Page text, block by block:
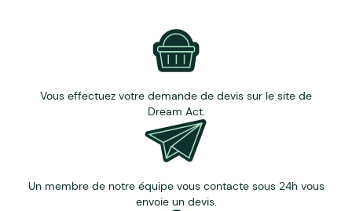
Vous effectuez votre demande de devis sur le site de
Dream Act.
Un membre de notre équipe vous contacte sous 24h vous
envoie un devis.